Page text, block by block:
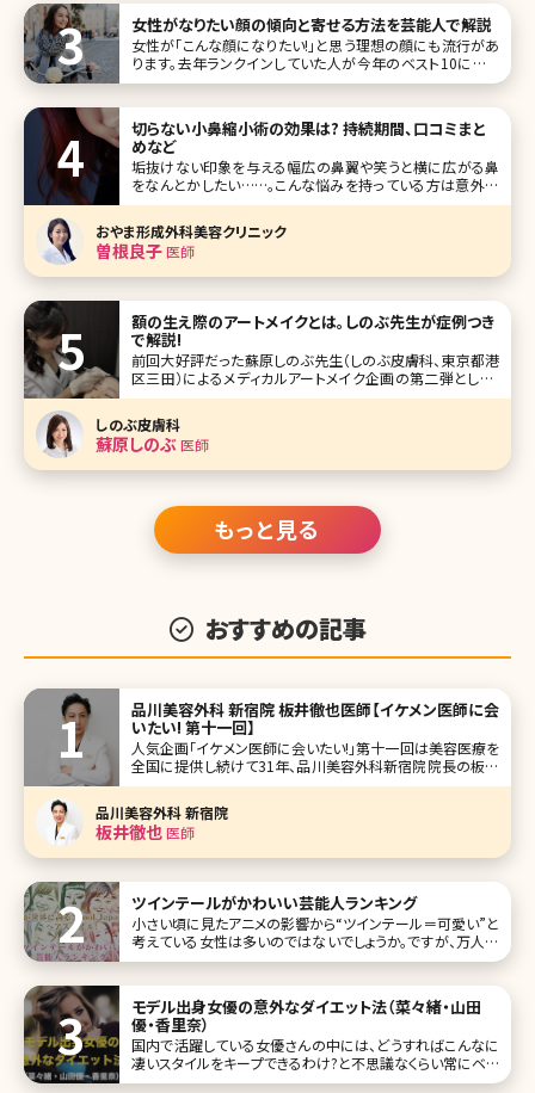
女性がなりたい顔の傾向と寄せる方法を芸能人で解説
女性が「こんな顔になりたい!」と思う理想の顔にも流行があ
ります。去年ランクインしていた人が今年のベスト10に入っ
ていなかった……ということもよくあるようですが、現在では
ラエティ番組『金曜☆ロンドンハーツ』で紹介された2017年
なりたい顔GP
切らない小鼻縮小術の効果は? 持続期間、口コミまと
めなど
垢抜けない印象を与える幅広の鼻翼や笑うと横に広がる鼻
をなんとかしたい……。こんな悩みを持っている方は意外に
多いのではないでしょうか。鼻は眼や口元と違ってメイクで見
せ方を変えることがほとんどできないパーツ。それだけに本
格的に鼻の印象を変えようと思ったら美容整形に頼るしか
方法はありません。 とはいえ、
おやま形成外科美容クリニック
曽根良子医師
額の生え際のアートメイクとは。しのぶ先生が症例つき
で解説!
前回大好評だった蘇原しのぶ先生（しのぶ皮膚科、東京都港
区三田）によるメディカルアートメイク企画の第二弾として、
今回は額の生え際のアートメイクについて解説してもらいま
した。 小顔になりたい、最近額が広くなった気がする、髪の毛
が瘦せ細り、生え際の薄毛が気になってきた方など必見の内
容です! 大きく印象
しのぶ皮膚科
蘇原しのぶ医師
もっと見る
おすすめの記事
品川美容外科 新宿院 板井徹也医師【イケメン医師に会
いたい! 第十一回】
人気企画「イケメン医師に会いたい!」第十一回は美容医療を
全国に提供し続けて31年、品川美容外科新宿院院長の板井
徹也（いたいてつや）先生です。 俳優の玉木宏さんを彷彿とさ
せる爽やかな笑顔と落ち着いた優しい語り口調が印象的で
す。もともとは救急医としての経歴をもち、同期の医師から
の誘いで美容医療に
品川美容外科 新宿院
板井徹也医師
ツインテールがかわいい芸能人ランキング
小さい頃に見たアニメの影響から“ツインテール＝可愛い”と
考えている女性は多いのではないでしょうか。ですが、万人に
似合うヘアアレンジではなく、自然に可愛く見せるのは少し
集めてみました。目の保養にぜひ! 第1位きゃりーぱみゅぱみ
ゅ
モデル出身女優の意外なダイエット法（菜々緒・山田
優・香里奈）
国内で活躍している女優さんの中には、どうすればこんなに
凄いスタイルをキープできるわけ?と不思議なくらい常にベス
トなスタイルを維持している方がいます。今回は3名の美女を